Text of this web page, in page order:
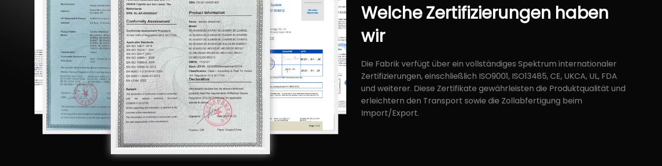
WelcheZertifizierungen haben
wir
Die Fabrik verfügt über ein vollständiges Spektrum internationaler
Zertifizierungen, einschließlich ISO9001, ISO13485, CE, UKCA, UL, FDA
und weiterer. Diese Zertifikate gewährleisten die Produktqualität und
erleichtern den Transport sowie die Zollabfertigung beim
Import/Export.